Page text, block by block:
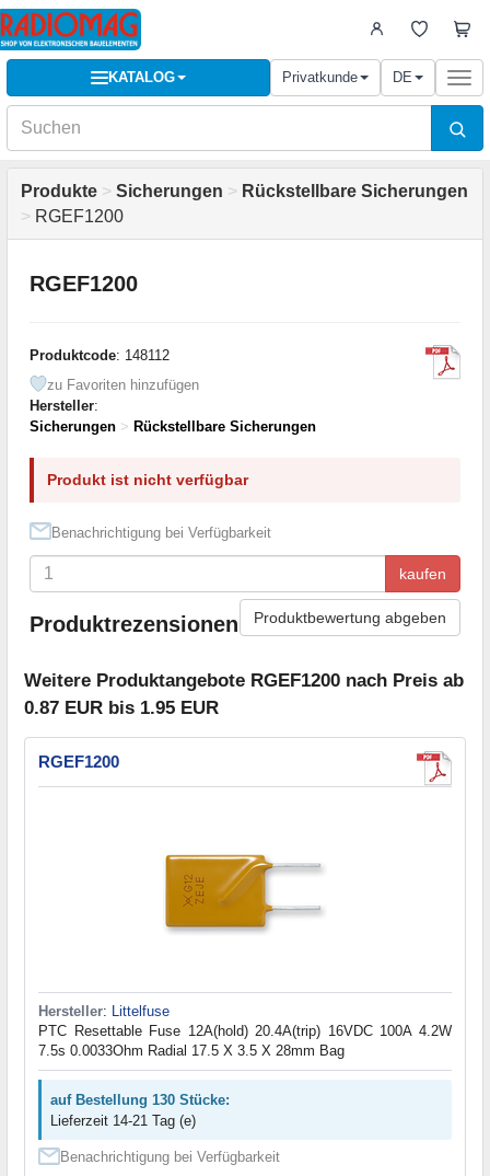
KATALOG Privatkunde DE
Produkte > Sicherungen > Rückstellbare Sicherungen
> RGEF1200
RGEF1200
Produktcode: 148112
zu Favoriten hinzufügen
Hersteller:
Sicherungen > Rückstellbare Sicherungen
Produkt ist nicht verfügbar
Benachrichtigung bei Verfügbarkeit
kaufen
Produktrezensionen Produktbewertung abgeben
Weitere Produktangebote RGEF1200 nach Preis ab
0.87 EUR bis 1.95 EUR
RGEF1200
Hersteller: Littelfuse
PTC Resettable Fuse 12A(hold) 20.4A(trip) 16VDC 100A 4.2W
7.5s 0.0033Ohm Radial 17.5 X 3.5 X 28mm Bag
auf Bestellung 130 Stücke:
Lieferzeit 14-21 Tag (e)
Benachrichtigung bei Verfügbarkeit